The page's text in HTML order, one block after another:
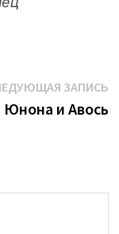
ЗАПИСЬ
Юнона и Авось